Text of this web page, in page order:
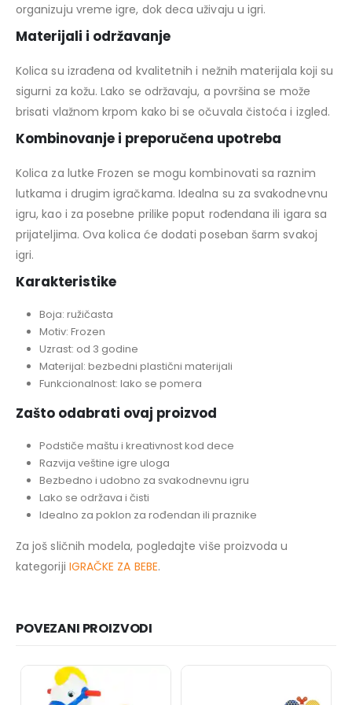
organizuju vreme igre, dok deca uživaju u igri.
Materijali i održavanje
Kolica su izrađena od kvalitetnih i nežnih materijala koji su
sigurni za kožu. Lako se održavaju, a površina se može
brisati vlažnom krpom kako bi se očuvala čistoća i izgled.
Kombinovanje i preporučena upotreba
Kolica za lutke Frozen se mogu kombinovati sa raznim
lutkama i drugim igračkama. Idealna su za svakodnevnu
igru, kao i za posebne prilike poput rođendana ili igara sa
prijateljima. Ova kolica će dodati poseban šarm svakoj
igri.
Karakteristike
Boja: ružičasta
Motiv: Frozen
Uzrast: od 3 godine
Materijal: bezbedni plastični materijali
Funkcionalnost: lako se pomera
Zašto odabrati ovaj proizvod
Podstiče maštu i kreativnost kod dece
Razvija veštine igre uloga
Bezbedno i udobno za svakodnevnu igru
Lako se održava i čisti
Idealno za poklon za rođendan ili praznike
Za još sličnih modela, pogledajte više proizvoda u
kategoriji IGRAČKE ZA BEBE.
POVEZANI PROIZVODI